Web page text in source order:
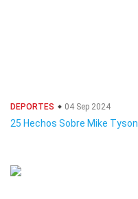
DEPORTES 04 Sep 2024
25 Hechos Sobre Mike Tyson